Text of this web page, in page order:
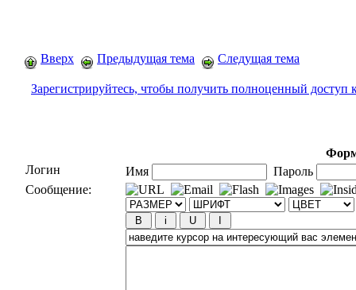
Вверх Предыдущая тема Следущая тема
Зарегистрируйтесь, чтобы получить полноценный доступ
Логин
Имя
Пароль
Сообщение: